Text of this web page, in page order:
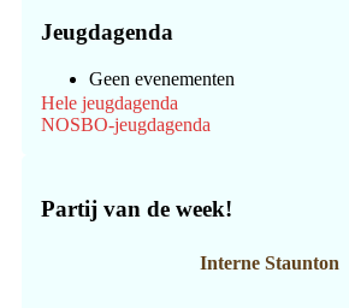
Jeugdagenda
Geen evenementen
Hele jeugdagenda
NOSBO-jeugdagenda
Partij van de week!
Interne Staunton